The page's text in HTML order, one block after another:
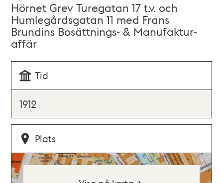
Hörnet Grev Turegatan 17 t.v. och
Humlegårdsgatan 11 med Frans
Brundins Bosättnings- & Manufaktur-
affär
Tid
1912
Plats